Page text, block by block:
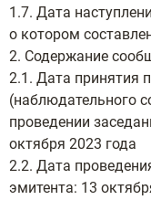
1.7. Дата
о котором
2. Содержание
2.1. Дата принятия
(наблюдательного
проведении
октября 2023 года
2.2. Дата
эмитента: 13